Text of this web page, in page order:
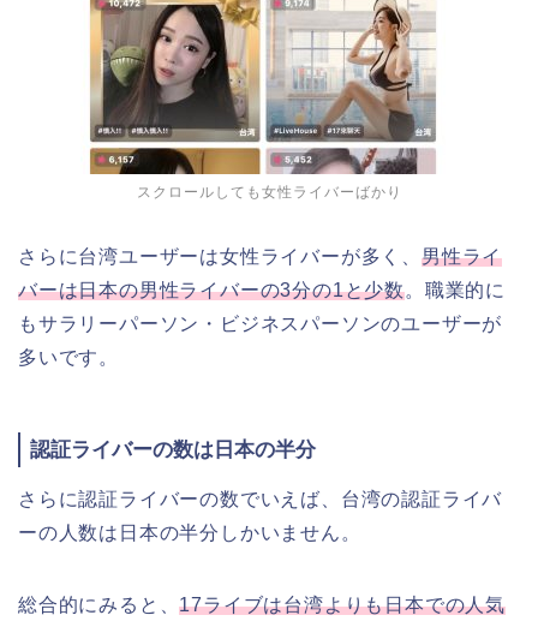
スクロールしても女性ライバーばかり
さらに台湾ユーザーは女性ライバーが多く、 男性ライ
バーは日本の男性ライバーの3分の1と少数。職業的に
もサラリーパーソン・ビジネスパーソンのユーザーが
多いです。
認証ライバーの数は日本の半分
さらに認証ライバーの数でいえば、台湾の認証ライバ
ーの人数は日本の半分しかいません。
総合的にみると、17ライブは台湾よりも日本での人気